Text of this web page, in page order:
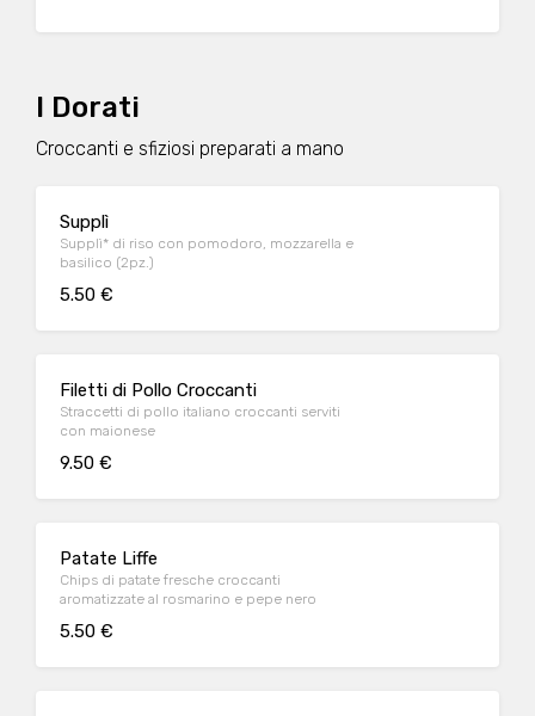
I Dorati
Croccanti e sfiziosi preparati a mano
Supplì
Supplì* di riso con pomodoro, mozzarella e
basilico (2pz.)
5.50 €
Filetti di Pollo Croccanti
Straccetti di pollo italiano croccanti serviti
con maionese
9.50 €
Patate Liffe
Chips di patate fresche croccanti
aromatizzate al rosmarino e pepe nero
5.50 €